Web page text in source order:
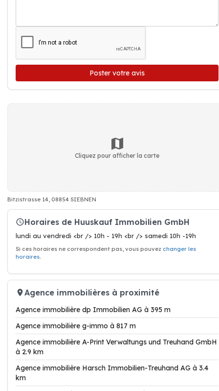
Poster votre avis
Cliquez pour afficher la carte
Bitzistrasse 14, 08854 SIEBNEN
Horaires de Huuskauf Immobilien GmbH
lundi au vendredi <br /> 10h - 19h <br /> samedi 10h -19h
Si ces horaires ne correspondent pas, vous pouvez changer les
horaires.
Agence immobilières à proximité
Agence immobilière dp Immobilien AG à 395 m
Agence immobilière g-immo à 817 m
Agence immobilière A-Print Verwaltungs und Treuhand GmbH
à 2.9 km
Agence immobilière Harsch Immobilien-Treuhand AG à 3.4
km